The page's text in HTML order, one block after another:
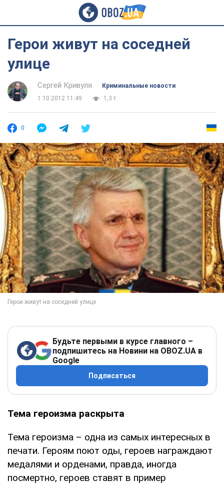
Герои живут на соседней
улице
Сергей Кривуля
Криминальные новости
1.10.2012 11:49
1,3 т.
0
Будьте первыми в курсе главного –
подпишитесь на Новини на OBOZ.UA в
Google
Подписаться
Тема героизма раскрыта
Тема героизма – одна из самых интересных в
печати. Героям поют оды, героев награждают
медалями и орденами, правда, иногда
посмертно, героев ставят в пример